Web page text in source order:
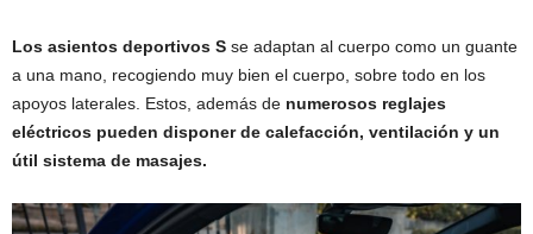
Los asientos deportivos S se adaptan al cuerpo como un guante
a una mano, recogiendo muy bien el cuerpo, sobre todo en los
apoyos laterales. Estos, además de numerosos reglajes
eléctricos pueden disponer de calefacción, ventilación y un
útil sistema de masajes.